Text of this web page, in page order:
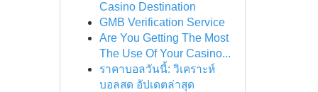
Casino Destination
GMB Verification Service
Are You Getting The Most
The Use Of Your Casino...
ราคาบอลวันนี้: วิเคราะห์
บอลสด อัปเดตล่าสุด